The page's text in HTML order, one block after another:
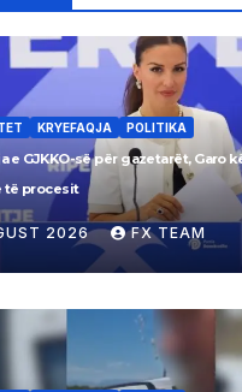
KRYEFAQJA POLITIKA
e GJKKO-së për gazetarët, Garo
të procesit
2026 FX TEAM